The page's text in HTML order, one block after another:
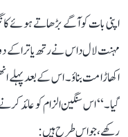
اپنی بات کو آگے بڑھاتے ہوئے
مہنت لال داس نے رتھ یاترا کے
اکھاڑا مت بناؤ۔ اس کے بعد پہلے
گیا۔‘‘ اس سنگین الزام کو عائد
رکھے، جو اس طرح ہیں: